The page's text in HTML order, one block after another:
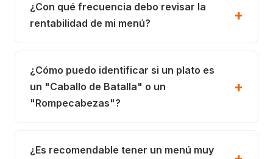
¿Con qué frecuencia debo revisar la
rentabilidad de mi menú?
¿Cómo puedo identificar si un plato es
un "Caballo de Batalla" o un
"Rompecabezas"?
¿Es recomendable tener un menú muy